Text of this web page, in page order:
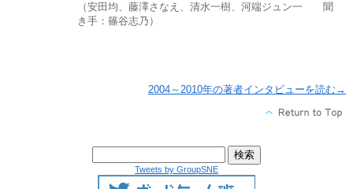
（安田均、藤澤さなえ、清水一樹、河端ジュン一 聞
き手：篠谷志乃）
2004～2010年の著者インタビューを読む→
Tweets by GroupSNE